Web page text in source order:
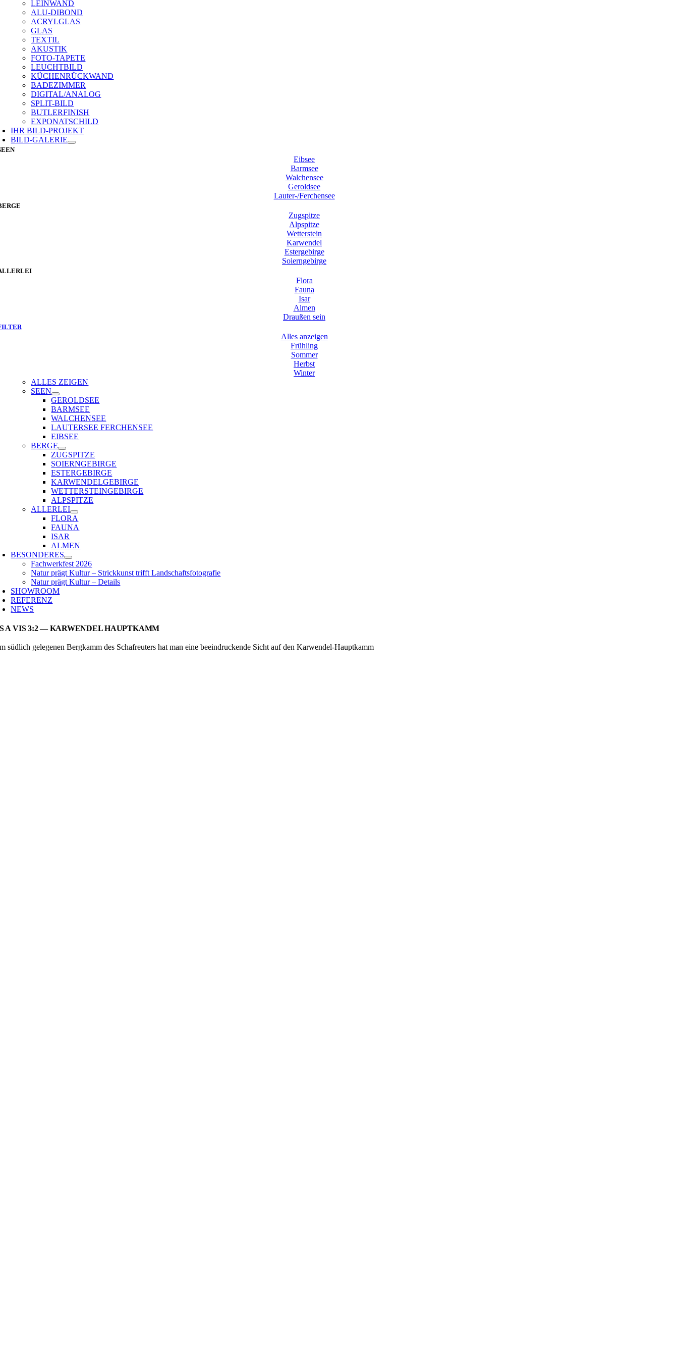
LEINWAND
ALU-DIBOND
ACRYLGLAS
GLAS
TEXTIL
AKUSTIK
FOTO-TAPETE
LEUCHTBILD
KÜCHENRÜCKWAND
BADEZIMMER
DIGITAL/ANALOG
SPLIT-BILD
BUTLERFINISH
EXPONATSCHILD
IHR BILD-PROJEKT
BILD-GALERIE
Eibsee
Barmsee
Walchensee
Geroldsee
Lauter-/Ferchensee
Zugspitze
Alpspitze
Wetterstein
Karwendel
Estergebirge
Soierngebirge
Flora
Fauna
Isar
Almen
Draußen sein
Alles anzeigen
Frühling
Sommer
Herbst
Winter
ALLES ZEIGEN
SEEN
GEROLDSEE
BARMSEE
WALCHENSEE
LAUTERSEE FERCHENSEE
EIBSEE
BERGE
ZUGSPITZE
SOIERNGEBIRGE
ESTERGEBIRGE
KARWENDELGEBIRGE
WETTERSTEINGEBIRGE
ALPSPITZE
ALLERLEI
FLORA
FAUNA
ISAR
ALMEN
BESONDERES
Fachwerkfest 2026
Natur prägt Kultur – Strickkunst trifft Landschaftsfotografie
Natur prägt Kultur – Details
SHOWROOM
REFERENZ
NEWS
A VIS 3:2 — KARWENDEL HAUPTKAMM
südlich gelegenen Bergkamm des Schafreuters hat man eine beeindruckende Sicht auf den Karwendel-Hauptkamm